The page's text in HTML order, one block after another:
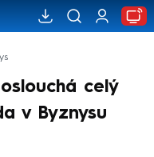
celý
v Byznysu